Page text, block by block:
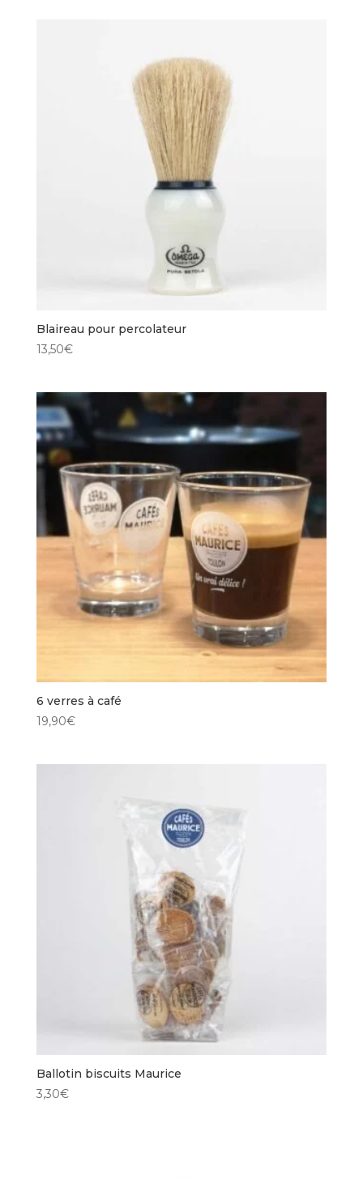
Blaireau pour percolateur
13,50€
6 verres à café
19,90€
Ballotin biscuits Maurice
3,30€